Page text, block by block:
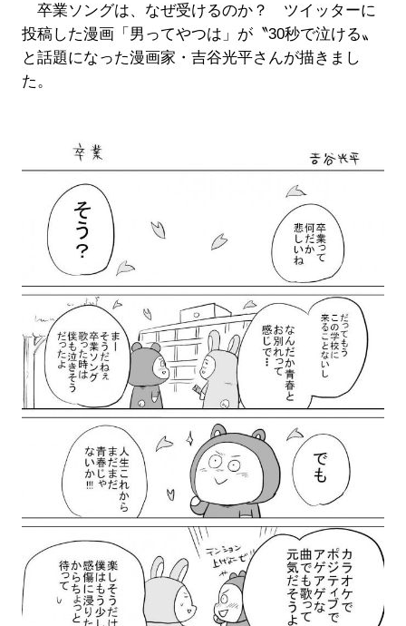
卒業ソングは、なぜ受けるのか？ ツイッターに
投稿した漫画「男ってやつは」が〝30秒で泣ける〟
と話題になった漫画家・吉谷光平さんが描きまし
た。